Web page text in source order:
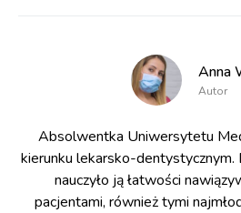
Anna
Autor
Absolwentka Uniwersytetu
kierunku lekarsko-
nauczyło ją łatwości
pacjentami, również tymi